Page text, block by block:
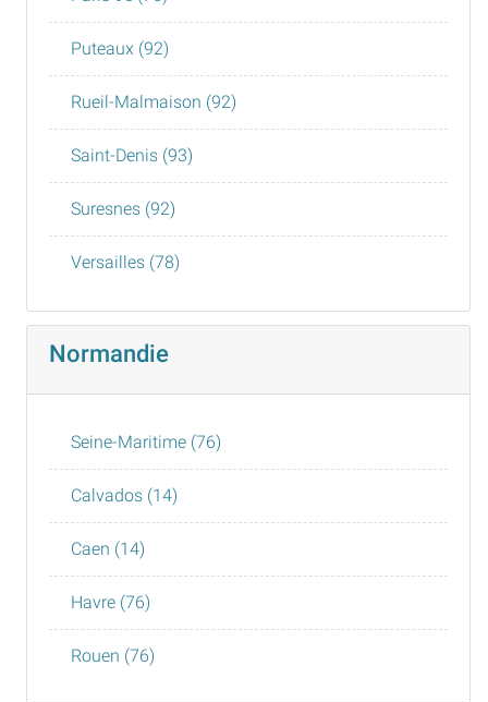
Puteaux (92)
Rueil-Malmaison (92)
Saint-Denis (93)
Suresnes (92)
Versailles (78)
Normandie
Seine-Maritime (76)
Calvados (14)
Caen (14)
Havre (76)
Rouen (76)